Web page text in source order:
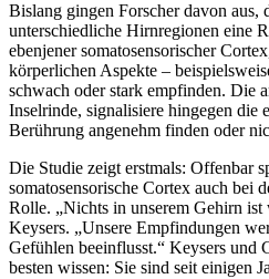
Bislang gingen Forscher davon aus,
unterschiedliche Hirnregionen eine
ebenjener somatosensorischer
körperlichen Aspekte –
schwach oder stark empfinden. Die
Inselrinde, signalisiere hingegen die
Berührung angenehm finden oder
Die Studie zeigt erstmals: Offenbar
somatosensorische Cortex auch bei
Rolle. „Nichts in unserem Gehirn
Keysers. „Unsere Empfindungen
Gefühlen beeinflusst.“ Keysers und
besten wissen: Sie sind seit einigen